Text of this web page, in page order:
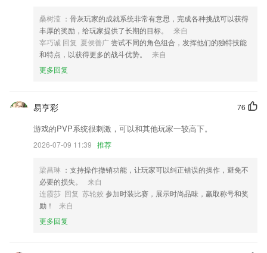
增加城市标签，您可以根据城市观看收纳回忆啦
优化了解封的体验，阅读更流畅
修复部分型号android0版本手机进入异常退出。
查词功能bug修复
商标查询,独立数据库快速相应用户搜索需求
联系我们
商店进行打分评论，说出您的使用经历，以帮助我们更好的对产品进行优
桑树滢 ：骨灰玩家的成就系统非常有意思，完成各种挑战可以获得
丰厚的奖励，给玩家提供了长期的目标。
来自
宰巧诚 回复 夏侯善广尝试不同的角色组合，发挥他们的独特技能
和特点，以获得更多的战斗优势。
来自
更多回复
76
易亨彩
游戏的PVP系统很刺激，可以和其他玩家一较高下。
2026-07-09 11:39 推荐
梁昌琳 ：支持操作撤销功能，让玩家可以纠正错误的操作，避免不
必要的损失。
来自
连霞莎 回复 苏轮姣参加时装比赛，展示时尚品味，赢取称号和奖
励！
来自
更多回复